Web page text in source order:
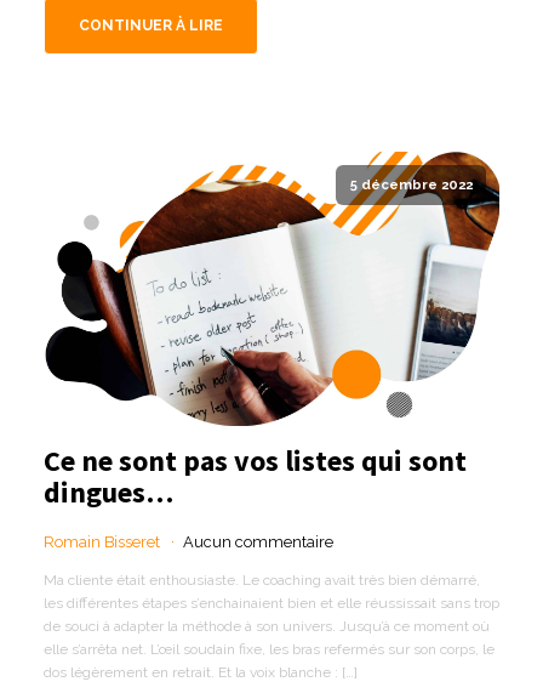
CONTINUER À LIRE
5 décembre 2022
Ce ne sont pas vos listes qui sont
dingues…
Romain Bisseret Aucun commentaire
Ma cliente était enthousiaste. Le coaching avait très bien démarré,
les différentes étapes s’enchainaient bien et elle réussissait sans trop
de souci à adapter la méthode à son univers. Jusqu’à ce moment où
elle s’arrêta net. L’œil soudain fixe, les bras refermés sur son corps, le
dos légèrement en retrait. Et la voix blanche : […]